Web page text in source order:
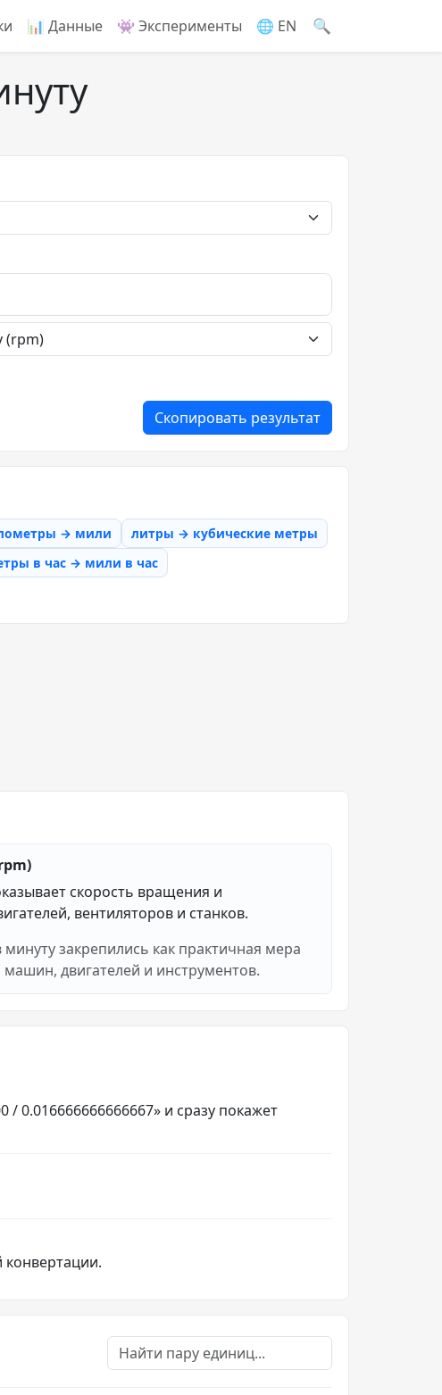
🔍
📊 Данные 👾 Эксперименты 🌐 EN
Скопировать результат
→ мили
литры → кубические метры
в час → мили в час
скорость вращения и
вентиляторов и станков.
закрепились как практичная мера
двигателей и инструментов.
0.016666666666667» и сразу покажет